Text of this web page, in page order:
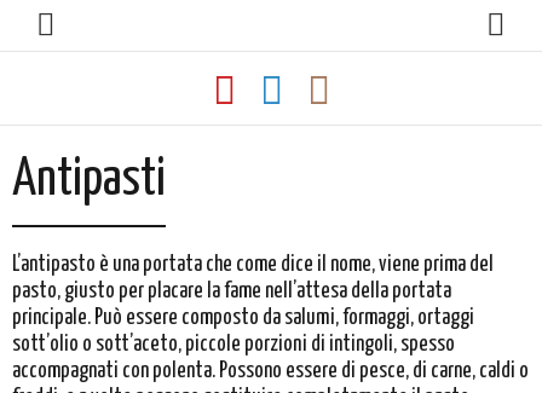
Antipasti
L’antipasto è una portata che come dice il nome, viene prima del
pasto, giusto per placare la fame nell’attesa della portata
principale. Può essere composto da salumi, formaggi, ortaggi
sott’olio o sott’aceto, piccole porzioni di intingoli, spesso
accompagnati con polenta. Possono essere di pesce, di carne, caldi o